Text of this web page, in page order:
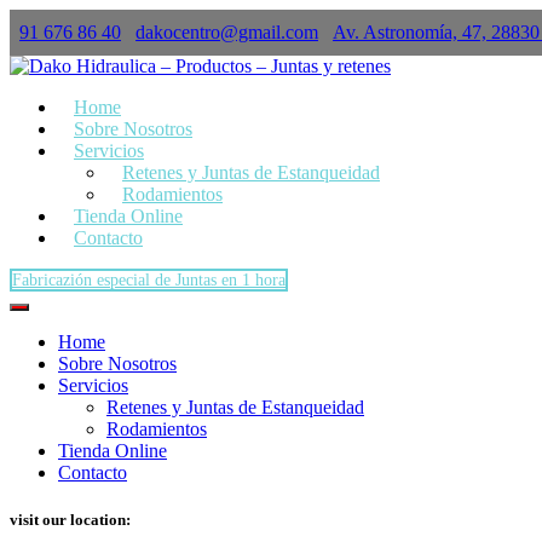
91 676 86 40 dakocentro@gmail.com Av. Astronomía, 47,
Home
Sobre Nosotros
Servicios
Retenes y Juntas de Estanqueidad
Rodamientos
Tienda Online
Contacto
Fabricazión especial de Juntas en 1 hora
Home
Sobre Nosotros
Servicios
Retenes y Juntas de Estanqueidad
Rodamientos
Tienda Online
Contacto
visit our location: